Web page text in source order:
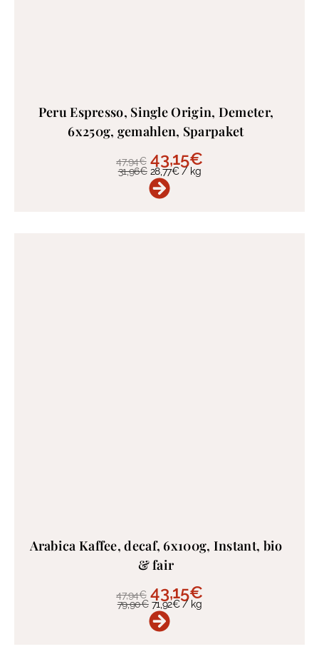
Peru Espresso, Single Origin, Demeter,
6x250g, gemahlen, Sparpaket
47,94€ 43,15€
31,96€ 28,77€/ kg
Arabica Kaffee, decaf, 6x100g, Instant, bio
& fair
47,94€ 43,15€
79,90€ 71,92€/ kg